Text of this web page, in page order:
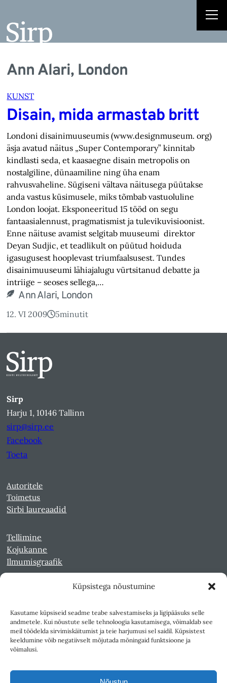
Küpsistega nõustumine
Kasutame küpsiseid seadme teabe salvestamiseks ja ligipääsuks selle
andmetele. Kui nõustute selle tehnoloogia kasutamisega, võimaldab see
meil töödelda sirvimiskäitumist ja teie harjumusi sel saidil. Küpsistest
keeldumine võib negatiivselt mõjutada mõningaid funktsioone ja
võimalusi.
Ann Alari, London
KUNST
Disain, mida armastab britt
Londoni disainimuuseumis (www.designmuseum. org)
äsja avatud näitus „Super Contemporary” kinnitab
kindlasti seda, et kaasaegne disain metropolis on
nostalgiline, dünaamiline ning üha enam
rahvusvaheline. Sügiseni vältava näitusega püütakse
anda vastus küsimusele, miks tõmbab vastuoluline
London loojat. Eksponeeritud 15 tööd on segu
fantaasialennust, pragmatismist ja tulevikuvisioonist.
Enne näituse avamist selgitab muuseumi direktor
Deyan Sudjic, et teadlikult on püütud hoiduda
igasugusest hooplevast triumfaalsusest. Tundes
disainimuuseumi lähiajalugu vürtsitanud debatte ja
intriige – seoses sellega,…
Ann Alari, London
12. VI 2009 5minutit
Sirp
Harju 1, 10146 Tallinn
sirp@sirp.ee
Facebook
Toeta
Autoritele
Toimetus
Sirbi laureaadid
Tellimine
Kojukanne
Ilmumisgraafik
Kultuurileht 1994-1997
Reede 1989-1990
Sirp ja Vasar 1940-1989